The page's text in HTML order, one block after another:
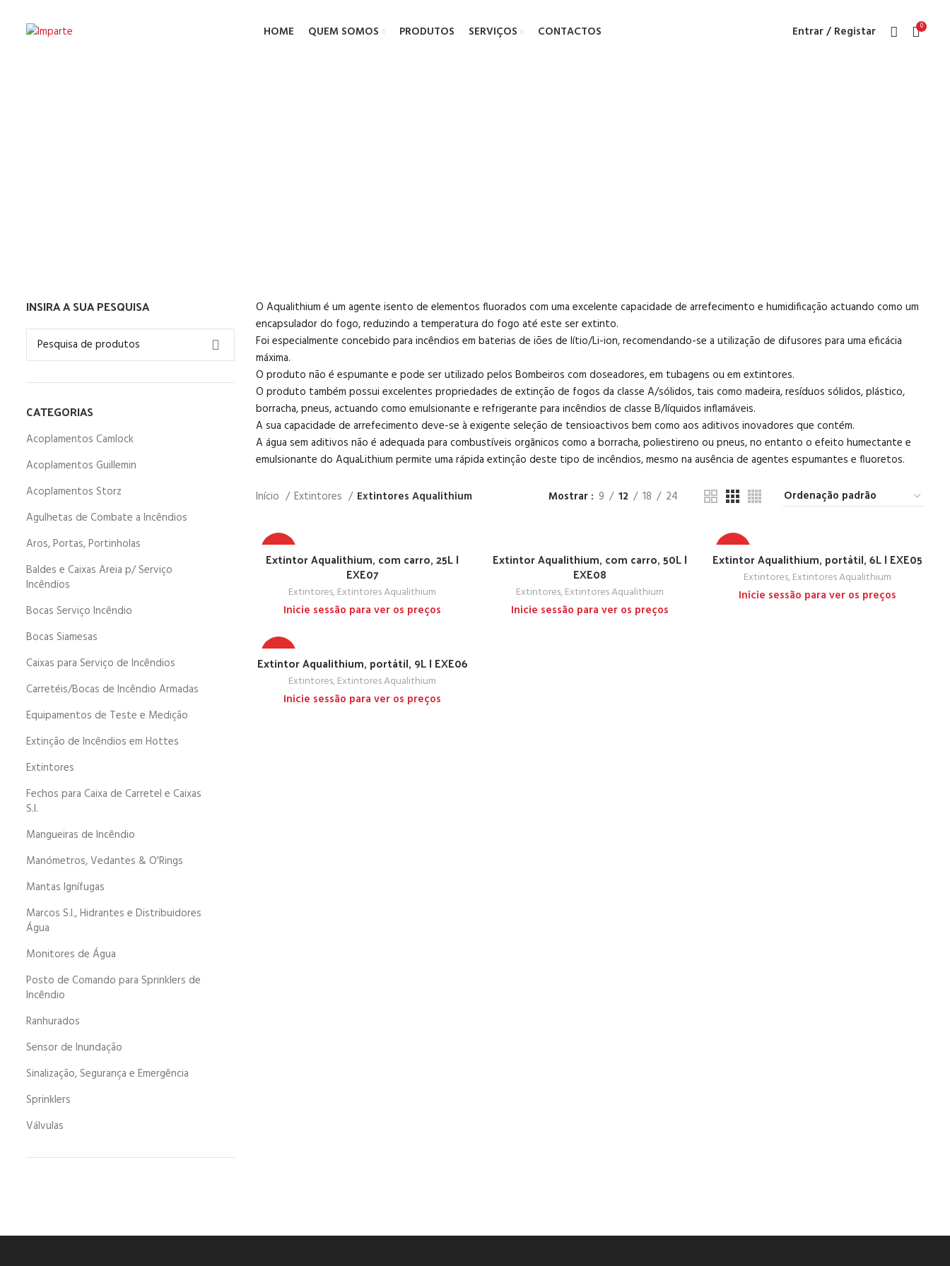
HOME QUEM SOMOS PRODUTOS SERVIÇOS CONTACTOS Entrar / Registar 0
INSIRA A SUA PESQUISA
CATEGORIAS
Acoplamentos Camlock
Acoplamentos Guillemin
Acoplamentos Storz
Agulhetas de Combate a Incêndios
Aros, Portas, Portinholas
Baldes e Caixas Areia p/ Serviço
Incêndios
Bocas Serviço Incêndio
Bocas Siamesas
Caixas para Serviço de Incêndios
Carretéis/Bocas de Incêndio Armadas
Equipamentos de Teste e Medição
Extinção de Incêndios em Hottes
Extintores
Fechos para Caixa de Carretel e Caixas
S.I.
Mangueiras de Incêndio
Manómetros, Vedantes & O'Rings
Mantas Ignífugas
Marcos S.I., Hidrantes e Distribuidores
Água
Monitores de Água
Posto de Comando para Sprinklers de
Incêndio
Ranhurados
Sensor de Inundação
Sinalização, Segurança e Emergência
Sprinklers
Válvulas
O Aqualithium é um agente isento de elementos fluorados com uma excelente capacidade de arrefecimento e humidificação actuando como um
encapsulador do fogo, reduzindo a temperatura do fogo até este ser extinto.
Foi especialmente concebido para incêndios em baterias de iões de lítio/Li-ion, recomendando-se a utilização de difusores para uma eficácia
máxima.
O produto não é espumante e pode ser utilizado pelos Bombeiros com doseadores, em tubagens ou em extintores.
O produto também possui excelentes propriedades de extinção de fogos da classe A/sólidos, tais como madeira, resíduos sólidos, plástico,
borracha, pneus, actuando como emulsionante e refrigerante para incêndios de classe B/líquidos inflamáveis.
A sua capacidade de arrefecimento deve-se à exigente seleção de tensioactivos bem como aos aditivos inovadores que contém.
A água sem aditivos não é adequada para combustíveis orgânicos como a borracha, poliestireno ou pneus, no entanto o efeito humectante e
emulsionante do AquaLithium permite uma rápida extinção deste tipo de incêndios, mesmo na ausência de agentes espumantes e fluoretos.
Início Extintores Extintores Aqualithium Mostrar 9 12 18 24
TOP
Extintor Aqualithium, com carro, 25L |
EXE07
Extintores,Extintores Aqualithium
Inicie sessão para ver os preços
Extintor Aqualithium, com carro, 50L |
EXE08
Extintores,Extintores Aqualithium
Inicie sessão para ver os preços
TOP
Extintor Aqualithium, portátil, 6L | EXE05
Extintores,Extintores Aqualithium
Inicie sessão para ver os preços
TOP
Extintor Aqualithium, portátil, 9L | EXE06
Extintores,Extintores Aqualithium
Inicie sessão para ver os preços